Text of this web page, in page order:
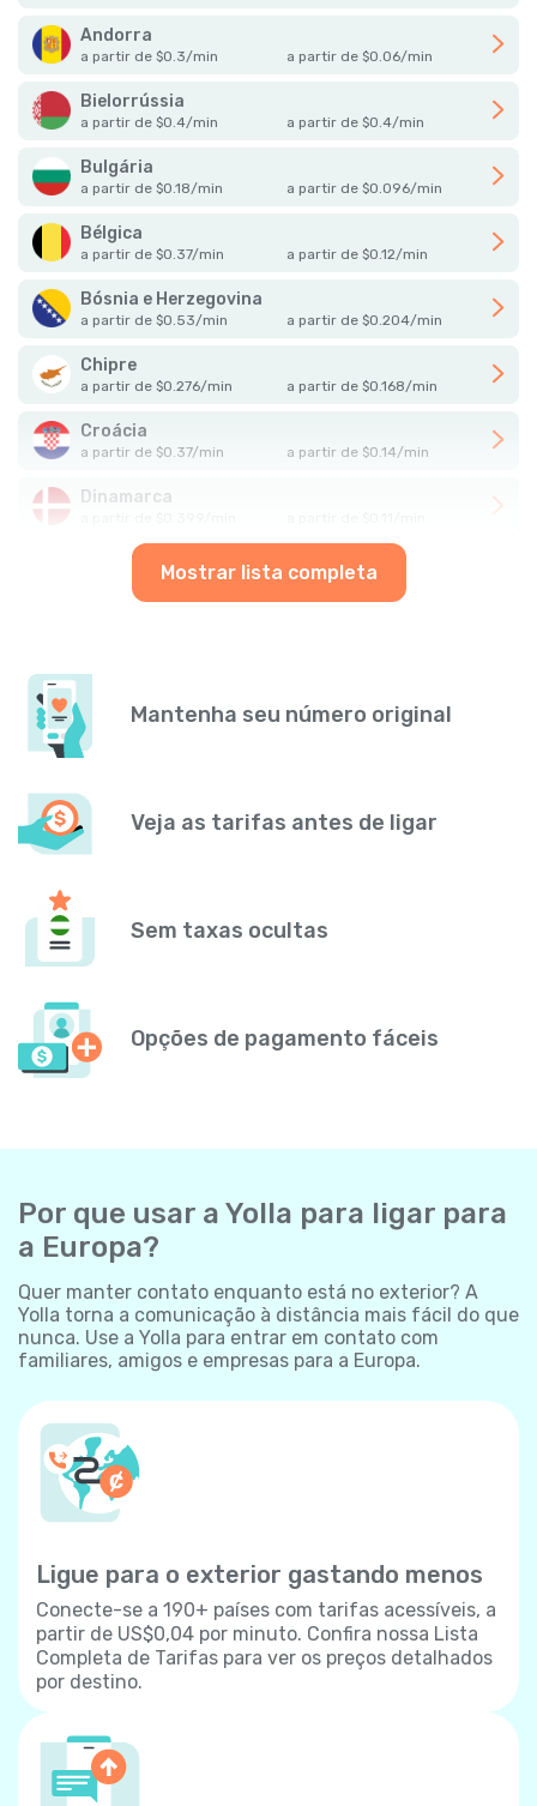
Andorra
a partir de $0.3/min a partir de $0.06/min
Bielorrússia
a partir de $0.4/min a partir de $0.4/min
Bulgária
a partir de $0.18/min a partir de $0.096/min
Bélgica
a partir de $0.37/min a partir de $0.12/min
Bósnia e Herzegovina
a partir de $0.53/min a partir de $0.204/min
Chipre
a partir de $0.276/min a partir de $0.168/min
Croácia
a partir de $0.37/min a partir de $0.14/min
Dinamarca
Mostrar lista completa
Mantenha seu número original
Veja as tarifas antes de ligar
Sem taxas ocultas
Opções de pagamento fáceis
Por que usar a Yolla para ligar para
a Europa?
Quer manter contato enquanto está no exterior? A
Yolla torna a comunicação à distância mais fácil do que
nunca. Use a Yolla para entrar em contato com
familiares, amigos e empresas para a Europa.
Ligue para o exterior gastando menos
Conecte-se a 190+ países com tarifas acessíveis, a
partir de US$0,04 por minuto. Confira nossa Lista
Completa de Tarifas para ver os preços detalhados
por destino.